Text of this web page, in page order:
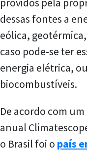
dessas fontes a
eólica,
caso pode-se ter
energia elétrica,
biocombustíveis.
De acordo com
anual
o Brasil foi o país